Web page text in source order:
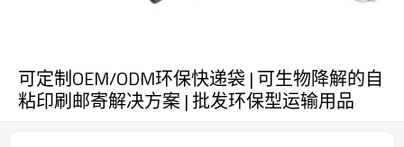
可定制OEM/ODM环保快递袋 | 可生物降解的自
粘印刷邮寄解决方案 | 批发环保型运输用品